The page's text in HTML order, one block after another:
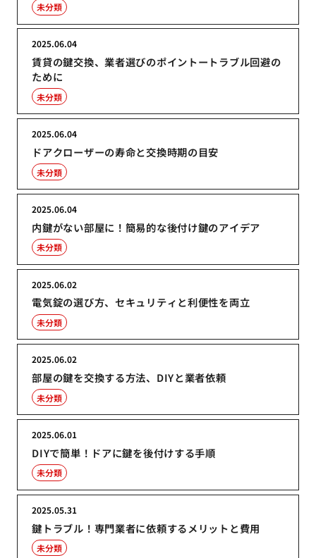
未分類
賃貸の鍵交換、業者選びのポイントートラブル回避の
ために
2025.06.04
未分類
ドアクローザーの寿命と交換時期の目安
2025.06.04
未分類
内鍵がない部屋に！簡易的な後付け鍵のアイデア
2025.06.04
未分類
電気錠の選び方、セキュリティと利便性を両立
2025.06.02
未分類
部屋の鍵を交換する方法、DIYと業者依頼
2025.06.02
未分類
DIYで簡単！ドアに鍵を後付けする手順
2025.06.01
未分類
鍵トラブル！専門業者に依頼するメリットと費用
2025.05.31
未分類